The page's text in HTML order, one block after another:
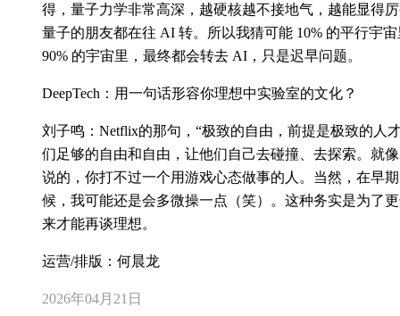
得，量子力学非常高深，越硬核越不接地气，越能显得
量子的朋友都在往 AI 转。所以我猜可能 10% 的平行宇
90% 的宇宙里，最终都会转去 AI，只是迟早问题。
DeepTech：用一句话形容你理想中实验室的文化？
刘子鸣：Netflix的那句，“极致的自由，前提是极致的人
们足够的自由和自由，让他们自己去碰撞、去探索。就像
说的，你打不过一个用游戏心态做事的人。当然，在早
候，我可能还是会多微操一点（笑）。这种务实是为了
来才能再谈理想。
运营/排版：何晨龙
2026年04月21日